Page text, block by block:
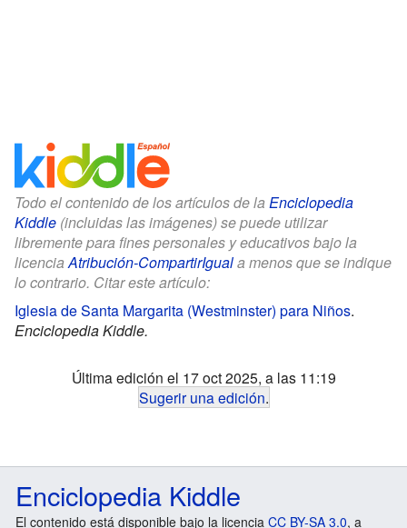
Todo el contenido de los artículos de la Enciclopedia
Kiddle (incluidas las imágenes) se puede utilizar
libremente para fines personales y educativos bajo la
licenciaAtribución-CompartirIguala menos que se indique
lo contrario. Citar este artículo:
Iglesia de Santa Margarita (Westminster) para Niños.
Enciclopedia Kiddle.
Última edición el 17 oct 2025, a las 11:19
Sugerir una edición.
Enciclopedia Kiddle
El contenido está disponible bajo la licencia CC BY-SA 3.0, a